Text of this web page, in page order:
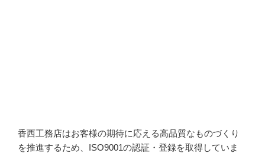
香西工務店はお客様の期待に応える高品質なものづくり
を推進するため、ISO9001の認証・登録を取得していま